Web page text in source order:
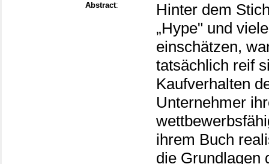
Abstract:
Hinter dem
„Hype" und
einschätzen,
tatsächlich reif
Kaufverhalten
Unternehmer
ihrem Buch
die Grundlagen